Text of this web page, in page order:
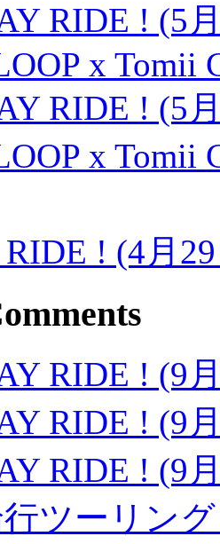
RIDE ! (5
x Tomii
RIDE ! (5
x Tomii
! (4月
RIDE ! (9
RIDE ! (9
RIDE ! (9
ツーリン